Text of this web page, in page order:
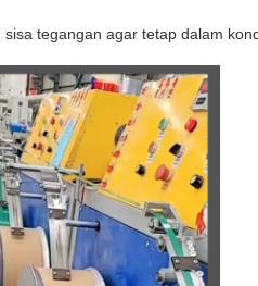
tegangan agar tetap dalam